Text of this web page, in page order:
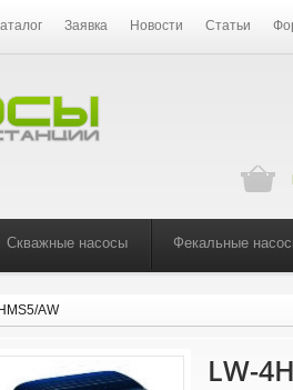
Заявка Новости Статьи
Скважные насосы Фекальные
AW
LW-